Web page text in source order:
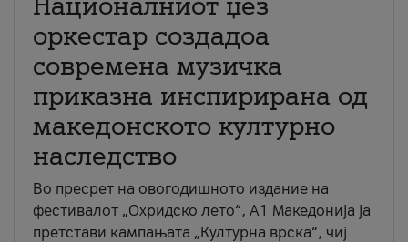
оркестар создадоа
современа музичка
приказна инспирирана од
македонското културно
наследство
Во пресрет на овогодишното издание на
фестивалот „Охридско лето“, А1 Македонија ја
претстави кампањата „Културна врска“, чиј